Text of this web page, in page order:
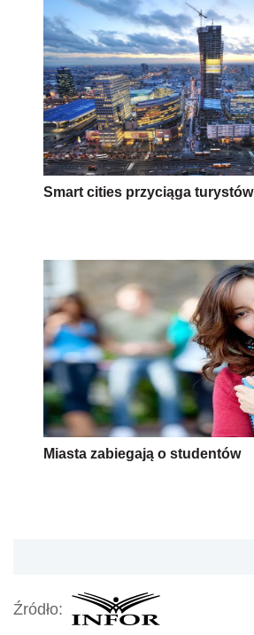
Smart cities przyciąga turystów
Miasta zabiegają o studentów
Źródło: